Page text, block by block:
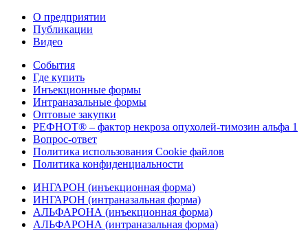
О предприятии
Публикации
Видео
События
Где купить
Инъекционные формы
Интраназальные формы
Оптовые закупки
РЕФНОТ® – фактор некроза опухолей-тимозин альфа 1
Вопрос-ответ
Политика использования Cookie файлов
Политика конфиденциальности
ИНГАРОН (инъекционная форма)
ИНГАРОН (интраназальная форма)
АЛЬФАРОНА (инъекционная форма)
АЛЬФАРОНА (интраназальная форма)